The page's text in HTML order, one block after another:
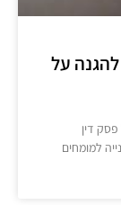
על
דין
למומחים